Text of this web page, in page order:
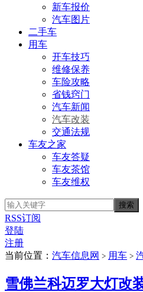
新车报价
汽车图片
二手车
用车
开车技巧
维修保养
车险攻略
省钱窍门
汽车新闻
汽车改装
交通法规
车友之家
车友答疑
车友茶馆
车友维权
RSS订阅
登陆
注册
当前位置： 汽车信息网 > 用车 >
雪佛兰科迈罗大灯改